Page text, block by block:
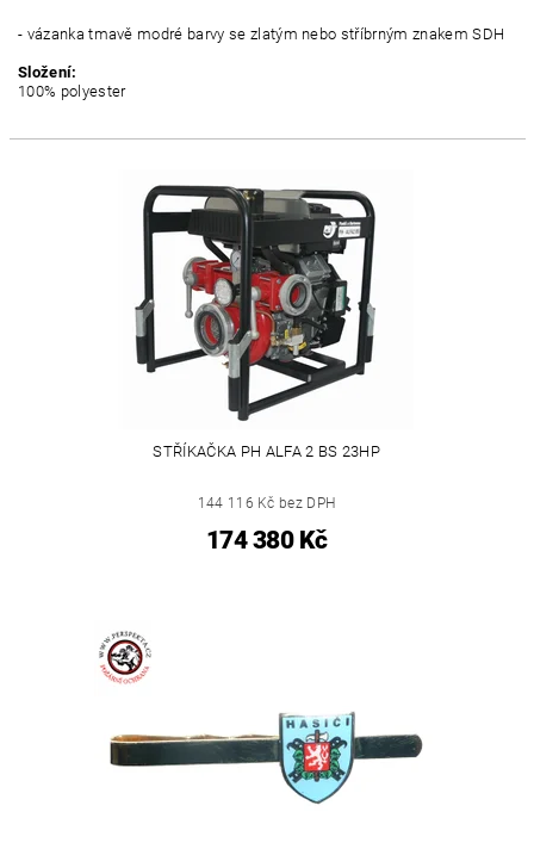
- vázanka tmavě modré barvy se zlatým nebo stříbrným znakem SDH
Složení:
100% polyester
STŘÍKAČKA PH ALFA 2 BS 23HP
144 116 Kč bez DPH
174 380 Kč